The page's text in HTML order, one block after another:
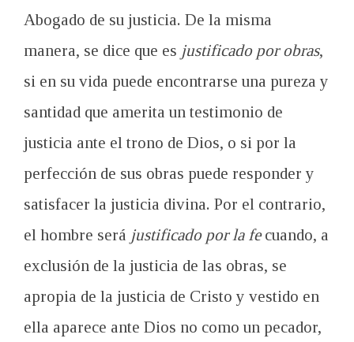
Abogado de su justicia. De la misma
manera, se dice que es justificado por obras,
si en su vida puede encontrarse una pureza y
santidad que amerita un testimonio de
justicia ante el trono de Dios, o si por la
perfección de sus obras puede responder y
satisfacer la justicia divina. Por el contrario,
el hombre será justificado por la fecuando, a
exclusión de la justicia de las obras, se
apropia de la justicia de Cristo y vestido en
ella aparece ante Dios no como un pecador,